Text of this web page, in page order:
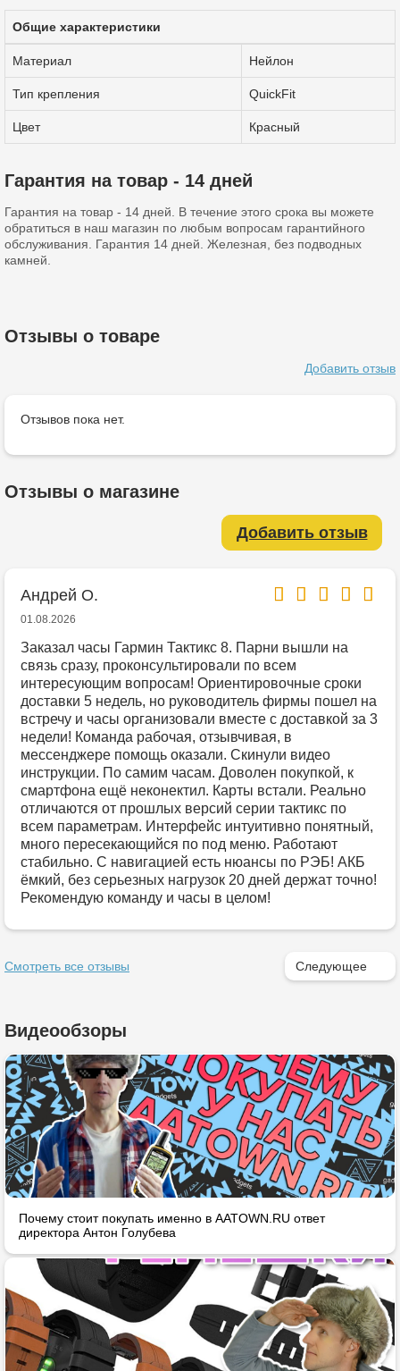
Общие характеристики
Материал Нейлон
Тип крепления QuickFit
Цвет Красный
Гарантия на товар - 14 дней
Гарантия на товар - 14 дней. В течение этого срока вы можете
обратиться в наш магазин по любым вопросам гарантийного
обслуживания. Гарантия 14 дней. Железная, без подводных
камней.
Отзывы о товаре
Добавить отзыв
Отзывов пока нет.
Отзывы о магазине
Добавить отзыв
Андрей О.
01.08.2026
Заказал часы Гармин Тактикс 8. Парни вышли на
связь сразу, проконсультировали по всем
интересующим вопросам! Ориентировочные сроки
доставки 5 недель, но руководитель фирмы пошел на
встречу и часы организовали вместе с доставкой за 3
недели! Команда рабочая, отзывчивая, в
мессенджере помощь оказали. Скинули видео
инструкции. По самим часам. Доволен покупкой, к
смартфона ещё неконектил. Карты встали. Реально
отличаются от прошлых версий серии тактикс по
всем параметрам. Интерфейс интуитивно понятный,
много пересекающийся по под меню. Работают
стабильно. С навигацией есть нюансы по РЭБ! АКБ
ёмкий, без серьезных нагрузок 20 дней держат точно!
Рекомендую команду и часы в целом!
Смотреть все отзывы Следующее
Видеообзоры
Почему стоит покупать именно в AATOWN.RU ответ
директора Антон Голубева